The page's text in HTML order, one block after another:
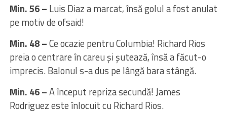
Min. 56 – Luis Diaz a marcat, însă golul a fost anulat
pe motiv de ofsaid!
Min. 48 –Ce ocazie pentru Columbia! Richard Rios
preia o centrare în careu și șutează, însă a făcut-o
imprecis. Balonul s-a dus pe lângă bara stângă.
Min. 46 –A început repriza secundă! James
Rodriguez este înlocuit cu Richard Rios.